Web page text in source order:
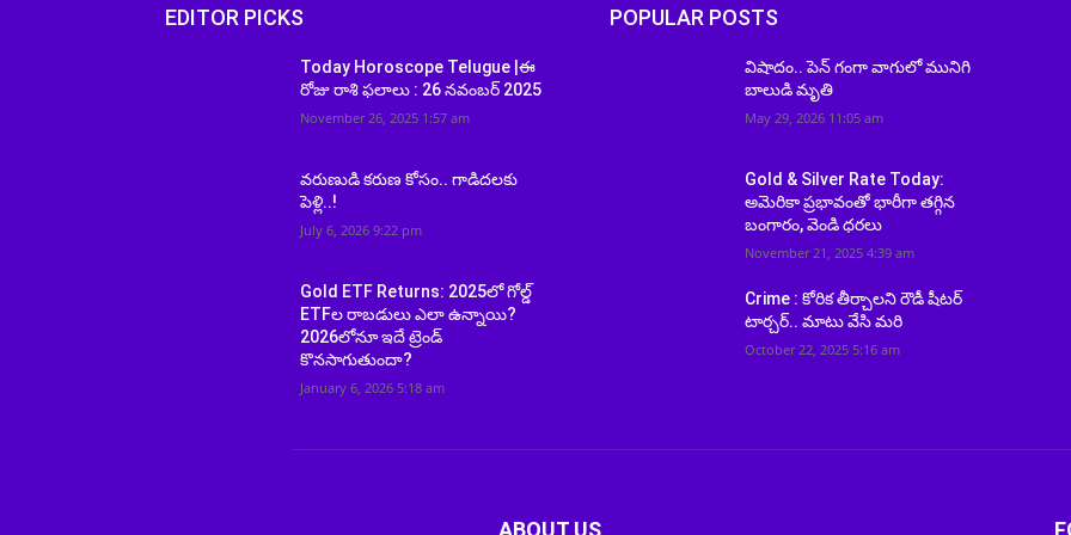
EDITOR PICKS
Today Horoscope Telugue |ఈ
రోజు రాశి ఫలాలు : 26 నవంబర్ 2025
November 26, 2025 1:57 am
వరుణుడి కరుణ కోసం.. గాడిదలకు
పెళ్లి..!
July 6, 2026 9:22 pm
Gold ETF Returns: 2025లో గోల్డ్
ETFల రాబడులు ఎలా ఉన్నాయి?
2026లోనూ ఇదే ట్రెండ్
కొనసాగుతుందా?
January 6, 2026 5:18 am
POPULAR POSTS
విషాదం.. పెన్ గంగా వాగులో మునిగి
బాలుడి మృతి
May 29, 2026 11:05 am
Gold & Silver Rate Today:
అమెరికా ప్రభావంతో భారీగా తగ్గిన
బంగారం, వెండి ధరలు
November 21, 2025 4:39 am
Crime : కోరిక తీర్చాలని రౌడీ షీటర్‌
టార్చర్.. మాటు వేసి మరి
October 22, 2025 5:16 am
ABOUT US